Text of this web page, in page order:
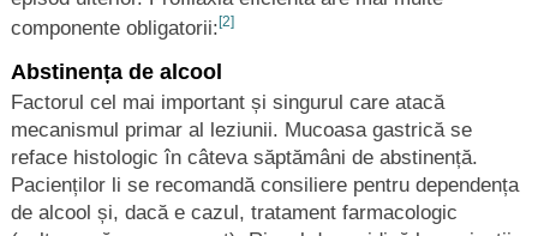
componente obligatorii: [2]
Abstinența de alcool
Factorul cel mai important și singurul care atacă
mecanismul primar al leziunii. Mucoasa gastrică se
reface histologic în câteva săptămâni de abstinență.
Pacienților li se recomandă consiliere pentru dependența
de alcool și, dacă e cazul, tratament farmacologic